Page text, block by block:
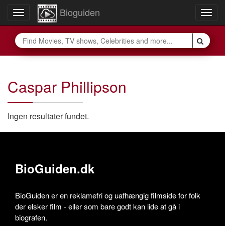
Toggle
navigation
Bioguiden
Caspar Phillipson
Ingen resultater fundet.
BioGuiden.dk
BioGuiden er en reklamefri og uafhængig filmside for folk
der elsker film - eller som bare godt kan lide at gå i
biografen.